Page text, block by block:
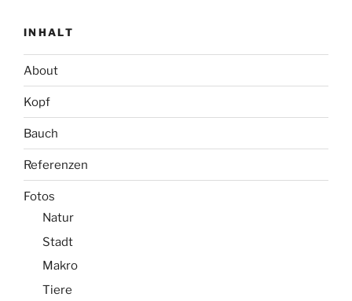
INHALT
About
Kopf
Bauch
Referenzen
Fotos
Natur
Stadt
Makro
Tiere